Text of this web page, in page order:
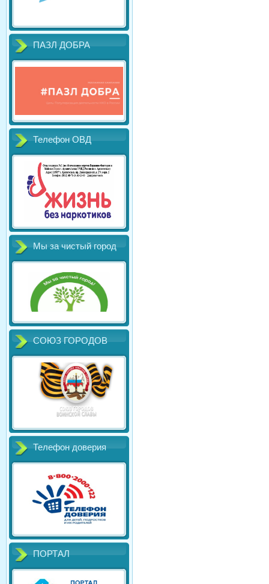
ПАЗЛ ДОБРА
Телефон ОВД
Мы за чистый город
СОЮЗ ГОРОДОВ
Телефон доверия
ПОРТАЛ